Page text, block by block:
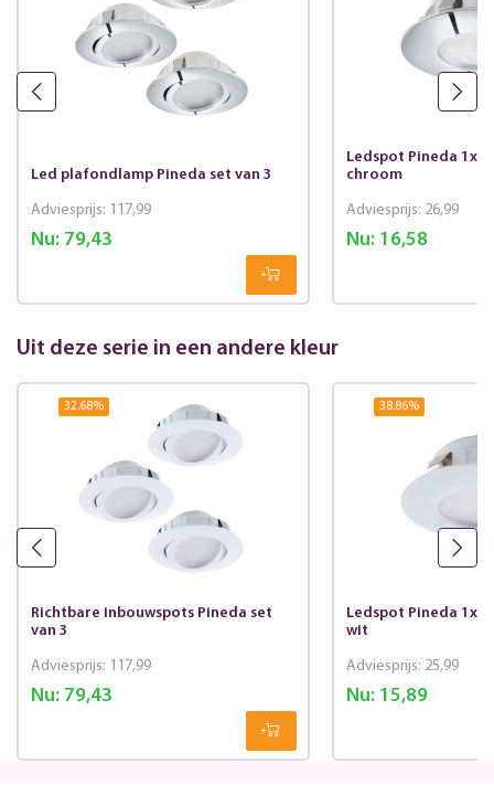
Led plafondlamp Pineda set van 3
Nu:79,43
Adviesprijs: 117,99
Ledspot Pineda
chroom
Nu:16,58
Adviesprijs: 26,99
Uit deze serie in een andere kleur
32.68%
Richtbare inbouwspots Pineda set
van 3
Nu:79,43
Adviesprijs: 117,99
38.86%
Ledspot Pineda
wit
Nu:15,89
Adviesprijs: 25,99